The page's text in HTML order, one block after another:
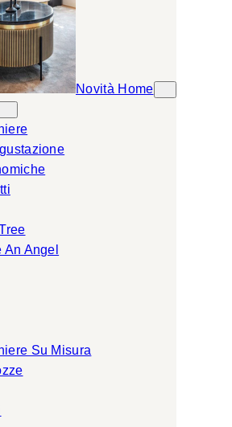
Novità Home
An Angel
Su Misura